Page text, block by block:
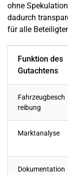
ohne
dadurch
für alle
Funktion des
Gutachtens
Fahrzeugbesch
reibung
Marktanalyse
Dokumentation